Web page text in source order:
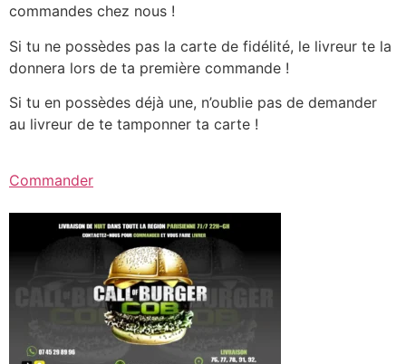
commandes chez nous !
Si tu ne possèdes pas la carte de fidélité, le livreur te la
donnera lors de ta première commande !
Si tu en possèdes déjà une, n’oublie pas de demander
au livreur de te tamponner ta carte !
Commander